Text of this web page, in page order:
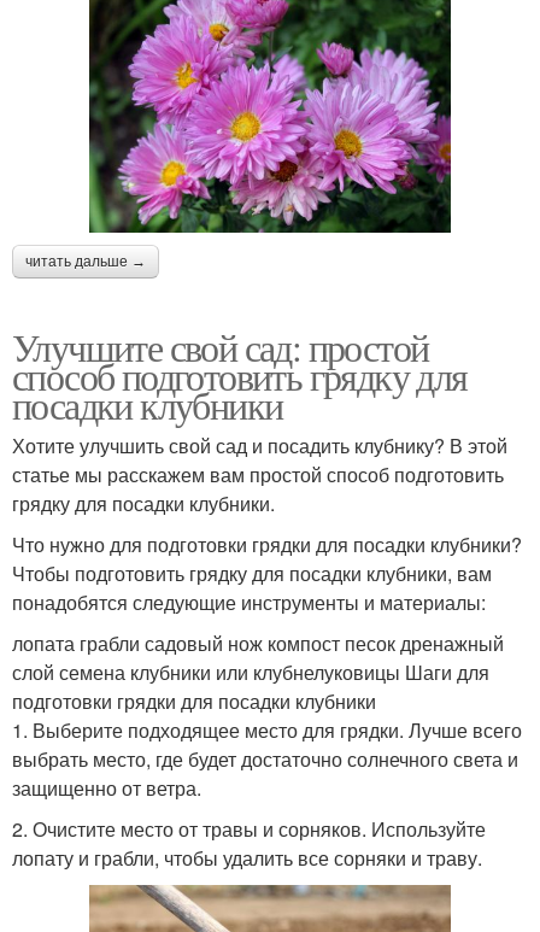
читать дальше →
Улучшите свой сад: простой
способ подготовить грядку для
посадки клубники
Хотите улучшить свой сад и посадить клубнику? В этой
статье мы расскажем вам простой способ подготовить
грядку для посадки клубники.
Что нужно для подготовки грядки для посадки клубники?
Чтобы подготовить грядку для посадки клубники, вам
понадобятся следующие инструменты и материалы:
лопата грабли садовый нож компост песок дренажный
слой семена клубники или клубнелуковицы Шаги для
подготовки грядки для посадки клубники
1. Выберите подходящее место для грядки. Лучше всего
выбрать место, где будет достаточно солнечного света и
защищенно от ветра.
2. Очистите место от травы и сорняков. Используйте
лопату и грабли, чтобы удалить все сорняки и траву.